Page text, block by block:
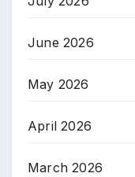
June 2026
May 2026
April 2026
March 2026